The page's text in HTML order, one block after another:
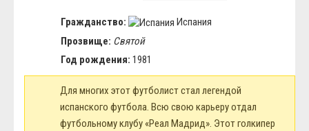
Гражданство:
Испания
Прозвище: Святой
Год рождения: 1981
Для многих этот футболист стал легендой
испанского футбола. Всю свою карьеру отдал
футбольному клубу «Реал Мадрид». Этот голкипер